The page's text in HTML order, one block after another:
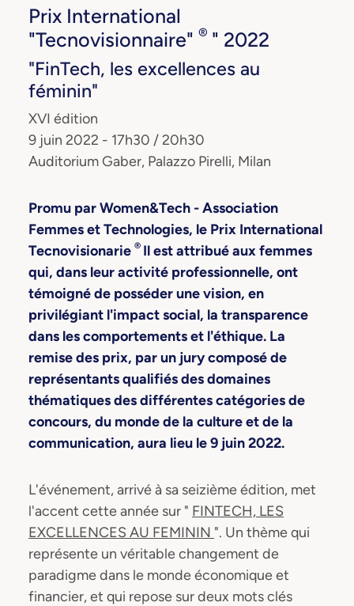
Prix International
"Tecnovisionnaire" ® " 2022
"FinTech, les excellences au
féminin"
XVI édition
9 juin 2022 - 17h30 / 20h30
Auditorium Gaber, Palazzo Pirelli, Milan
Promu par Women&Tech - Association
Femmes et Technologies, le Prix International
Tecnovisionarie ® Il est attribué aux femmes
qui, dans leur activité professionnelle, ont
témoigné de posséder une vision, en
privilégiant l'impact social, la transparence
dans les comportements et l'éthique. La
remise des prix, par un jury composé de
représentants qualifiés des domaines
thématiques des différentes catégories de
concours, du monde de la culture et de la
communication, aura lieu le 9 juin 2022.
L'événement, arrivé à sa seizième édition, met
l'accent cette année sur " FINTECH, LES
EXCELLENCES AU FEMININ ". Un thème qui
représente un véritable changement de
paradigme dans le monde économique et
financier, et qui repose sur deux mots clés